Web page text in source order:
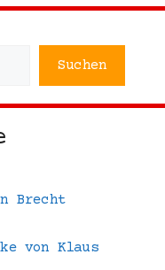
Suchen
Brecht
von Klaus